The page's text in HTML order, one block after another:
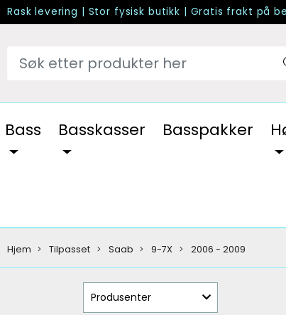
Rask levering | Stor fysisk butikk | Gratis frakt på
Bass Basskasser Basspakker
Hjem Tilpasset Saab 9-7X 2006 - 2009
Produsenter